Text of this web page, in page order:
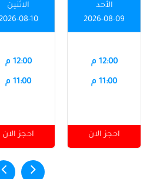
الأحد
2026-08-09
12:00 م
11:00 م
احجز الان
الاثنين
08-10
12:00 م
11:00 م
احجز الان